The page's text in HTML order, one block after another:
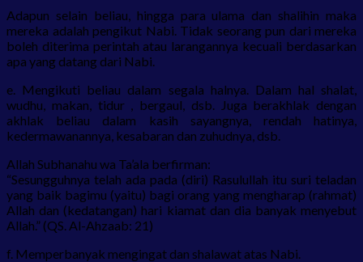
Adapun selain beliau, hingga para ulama dan shalihin maka
mereka adalah pengikut Nabi. Tidak seorang pun dari mereka
boleh diterima perintah atau larangannya kecuali berdasarkan
apa yang datang dari Nabi.
e. Mengikuti beliau dalam segala halnya. Dalam hal shalat,
wudhu, makan, tidur , bergaul, dsb. Juga berakhlak dengan
akhlak beliau dalam kasih sayangnya, rendah hatinya,
kedermawanannya, kesabaran dan zuhudnya, dsb.
Allah Subhanahu wa Ta’ala berfirman:
“Sesungguhnya telah ada pada (diri) Rasulullah itu suri teladan
yang baik bagimu (yaitu) bagi orang yang mengharap (rahmat)
Allah dan (kedatangan) hari kiamat dan dia banyak menyebut
Allah.” (QS. Al-Ahzaab: 21)
f. Memperbanyak mengingat dan shalawat atas Nabi.